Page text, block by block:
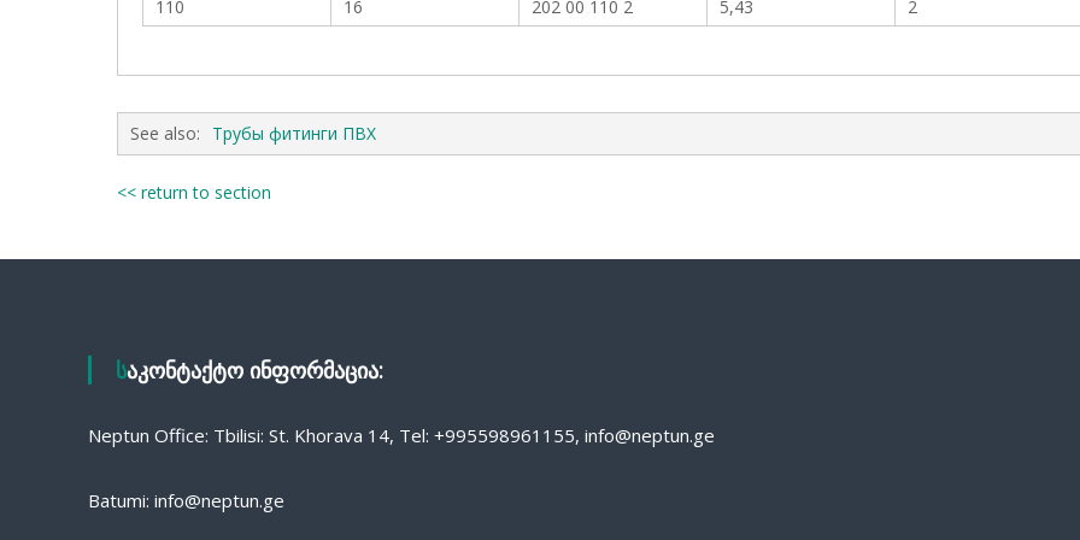
110
16 202 00 110 2 5,43 2
See also: Трубы фитинги ПВХ
<< return to section
საკონტაქტო ინფორმაცია:
Neptun Office: Tbilisi: St. Khorava 14, Tel: +995598961155, info@neptun.ge
Batumi: info@neptun.ge